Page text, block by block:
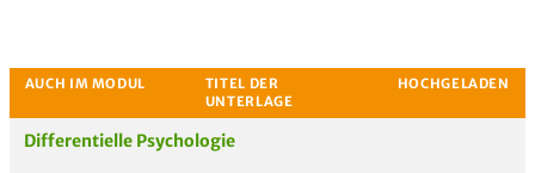
Differentielle Psychologie